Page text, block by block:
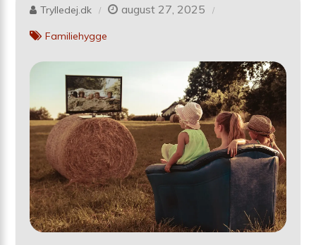
Trylledej.dk august 27, 2025
Familiehygge